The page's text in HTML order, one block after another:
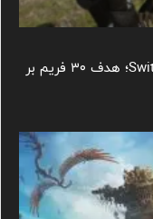
اجرای پایدار Final Fantasy XIV روی Switch 2؛ هدف ۳۰ فریم بر